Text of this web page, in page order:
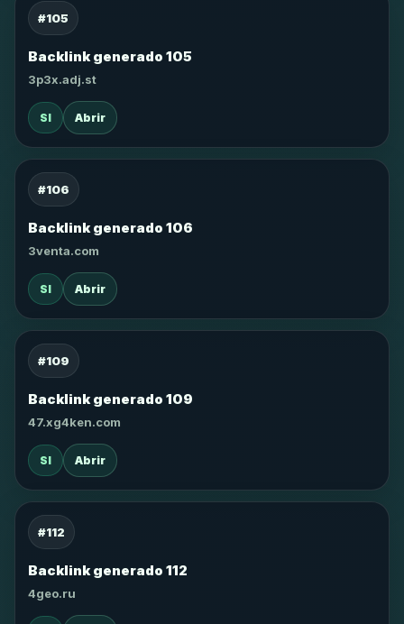
#105
Backlink generado 105
3p3x.adj.st
SI Abrir
#106
Backlink generado 106
3venta.com
SI Abrir
#109
Backlink generado 109
47.xg4ken.com
SI Abrir
#112
Backlink generado 112
4geo.ru